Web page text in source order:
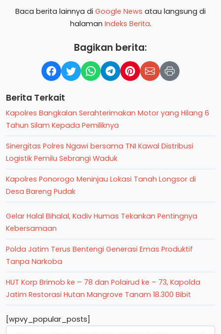
Baca berita lainnya di Google News atau langsung di
halaman Indeks Berita.
Bagikan berita:
Berita Terkait
Kapolres Bangkalan Serahterimakan Motor yang Hilang 6
Tahun Silam Kepada Pemiliknya
Sinergitas Polres Ngawi bersama TNI Kawal Distribusi
Logistik Pemilu Sebrangi Waduk
Kapolres Ponorogo Meninjau Lokasi Tanah Longsor di
Desa Bareng Pudak
Gelar Halal Bihalal, Kadiv Humas Tekankan Pentingnya
Kebersamaan
Polda Jatim Terus Bentengi Generasi Emas Produktif
Tanpa Narkoba
HUT Korp Brimob ke – 78 dan Polairud ke – 73, Kapolda
Jatim Restorasi Hutan Mangrove Tanam 18.300 Bibit
[wpvy_popular_posts]